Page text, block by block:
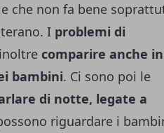
che non fa bene
I problemi di
inoltre comparire anche
bambini. Ci sono poi le
di notte, legate a
riguardare i